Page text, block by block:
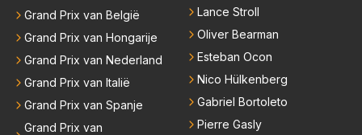
Grand Prix van België
Grand Prix van Hongarije
Grand Prix van Nederland
Grand Prix van Italië
Grand Prix van Spanje
Grand Prix van
Lance Stroll
Oliver Bearman
Esteban Ocon
Nico Hülkenberg
Gabriel Bortoleto
Pierre Gasly